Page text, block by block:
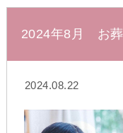
2024年8月 お葬
2024.08.22